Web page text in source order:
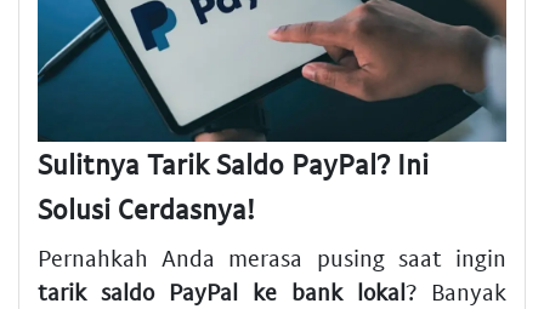
Sulitnya Tarik Saldo PayPal? Ini
Solusi Cerdasnya!
Pernahkah Anda merasa pusing saat ingin
tarik saldo PayPal ke bank lokal? Banyak